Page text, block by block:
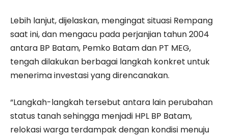
Lebih lanjut, dijelaskan, mengingat situasi Rempang
saat ini, dan mengacu pada perjanjian tahun 2004
antara BP Batam, Pemko Batam dan PT MEG,
tengah dilakukan berbagai langkah konkret untuk
menerima investasi yang direncanakan.
“Langkah-langkah tersebut antara lain perubahan
status tanah sehingga menjadi HPL BP Batam,
relokasi warga terdampak dengan kondisi menuju